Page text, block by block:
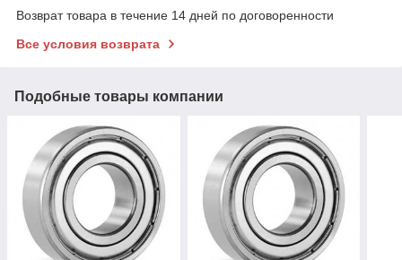
Возврат товара в течение 14 дней по договоренности
Все условия возврата
Подобные товары компании